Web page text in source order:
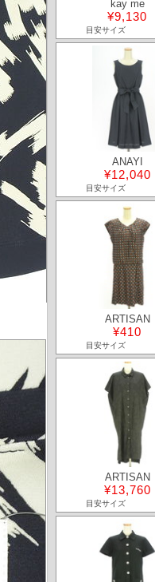
kay me
¥9,130
目安サイズ
ANAYI
¥12,040
目安サイズ
ARTISAN
¥410
目安サイズ
ARTISAN
¥13,760
目安サイズ